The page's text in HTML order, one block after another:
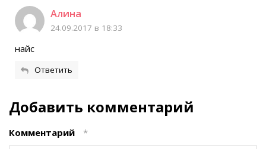
Алина
24.09.2017 в 18:33
найс
Ответить
Добавить комментарий
Комментарий *